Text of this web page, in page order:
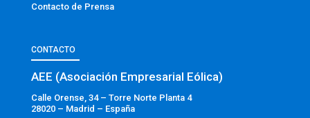
Contacto de Prensa
CONTACTO
AEE (Asociación Empresarial Eólica)
Calle Orense, 34 – Torre Norte Planta 4
28020 – Madrid – España